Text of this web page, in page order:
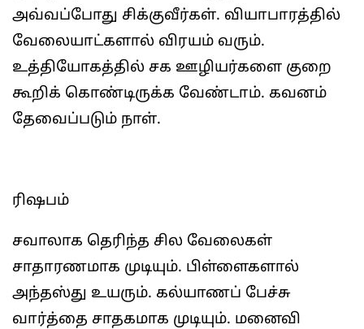
அவ்வப்போது சிக்குவீர்கள். வியாபாரத்தில்
வேலையாட்களால் விரயம் வரும்.
உத்தியோகத்தில் சக ஊழியர்களை குறை
கூறிக் கொண்டிருக்க வேண்டாம். கவனம்
தேவைப்படும் நாள்.
ரிஷபம்
சவாலாக தெரிந்த சில வேலைகள்
சாதாரணமாக முடியும். பிள்ளைகளால்
அந்தஸ்து உயரும். கல்யாணப் பேச்சு
வார்த்தை சாதகமாக முடியும். மனைவி